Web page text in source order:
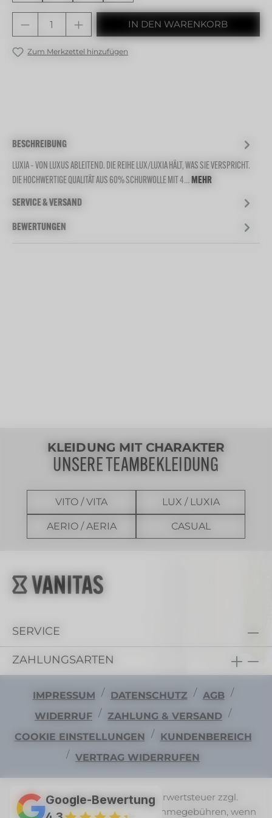
Produkt Anzahl: Gib den
IN DEN WARENKORB
Zum Merkzettel hinzufügen
BESCHREIBUNG
LUXIA – VON LUXUS ABLEITEND. DIE REIHE LUX/LUXIA HÄLT, WAS SIE VERSPRICHT.
DIE HOCHWERTIGE QUALITÄT AUS 60% SCHURWOLLE MIT 4…MEHR
SERVICE & VERSAND
BEWERTUNGEN
KLEIDUNG MIT CHARAKTER
UNSERE TEAMBEKLEIDUNG
VITO / VITA LUX / LUXIA
AERIO / AERIA CASUAL
SERVICE
ZAHLUNGSARTEN
IMPRESSUM / DATENSCHUTZ / AGB /
WIDERRUF / ZAHLUNG & VERSAND /
COOKIE EINSTELLUNGEN /
KUNDENBEREICH
/ VERTRAG WIDERRUFEN
Alle Preise exkl. gesetzl. Mehrwertsteuer zzgl.
Versandkosten
und ggf. Nachnahmegebühren, wenn
Google-Bewertung